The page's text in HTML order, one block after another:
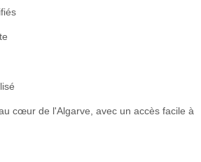
cœur de l'Algarve , avec un accès facile à